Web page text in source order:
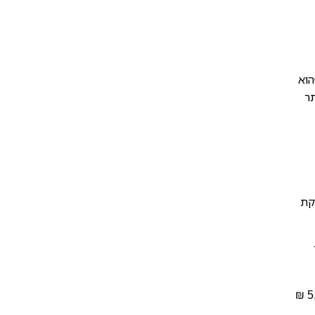
נקבע על ידי הכפלת ימי הפסקת העבודה בפועל והסכום היומי המצוין ברשימה (לרוב נע בין 500 ל-5,000 ₪